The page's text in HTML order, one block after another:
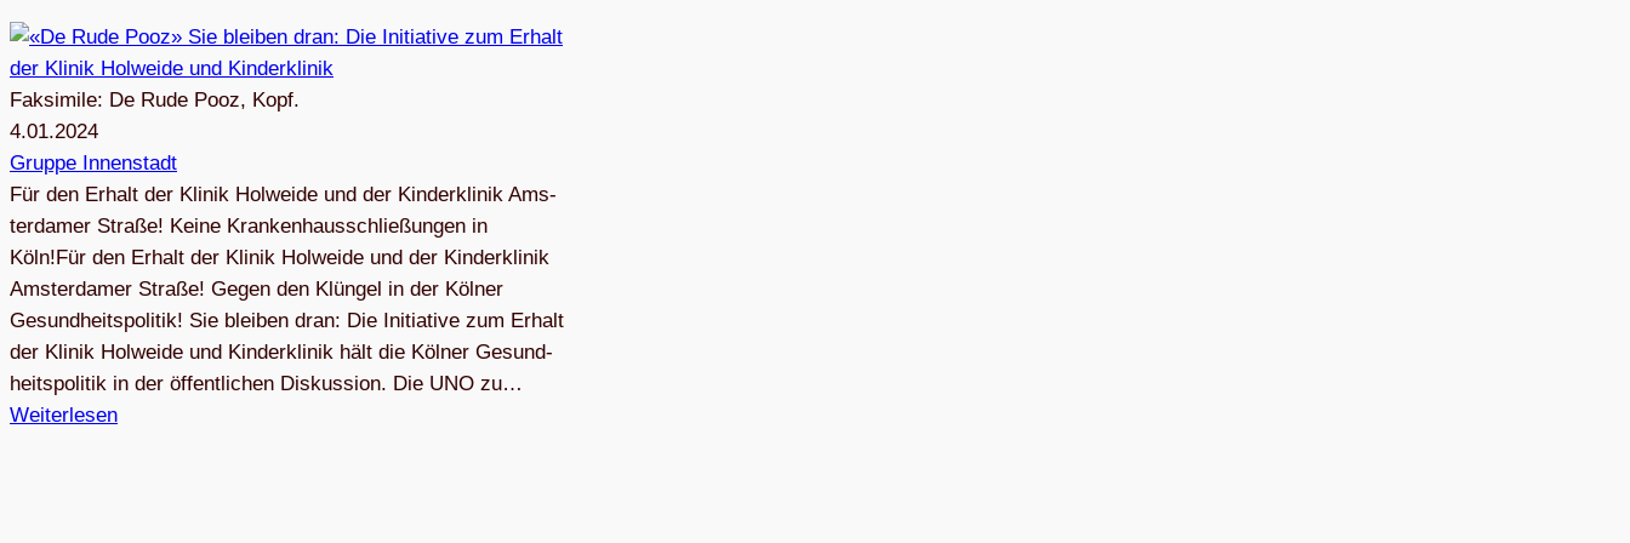
Faksimile: De Rude Pooz, Kopf.
4.01.2024
Gruppe Innenstadt
Für den Erhalt der Kli­nik Hol­weide und der Kin­der­kli­nik Ams­
ter­da­mer Straße! Keine Kran­ken­haus­schlie­ßun­gen in
Köln!Für den Erhalt der Kli­nik Hol­weide und der Kin­der­kli­nik
Ams­ter­da­mer Straße! Gegen den Klün­gel in der Köl­ner
Gesund­heits­po­li­tik! Sie blei­ben dran: Die Initia­tive zum Erhalt
der Kli­nik Hol­weide und Kin­der­kli­nik hält die Köl­ner Gesund­
heits­po­li­tik in der öffent­li­chen Diskussion. Die UNO zu…
Weiterlesen